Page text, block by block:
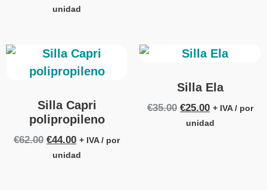
unidad
Silla Capri
polipropileno
€62.00 €44.00 + IVA / por
unidad
Silla Ela
€35.00 €25.00 + IVA / por
unidad